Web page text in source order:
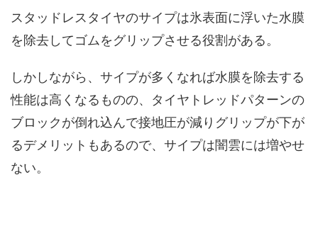
スタッドレスタイヤのサイプは氷表面に浮いた水膜
を除去してゴムをグリップさせる役割がある。
しかしながら、サイプが多くなれば水膜を除去する
性能は高くなるものの、タイヤトレッドパターンの
ブロックが倒れ込んで接地圧が減りグリップが下が
るデメリットもあるので、サイプは闇雲には増やせ
ない。